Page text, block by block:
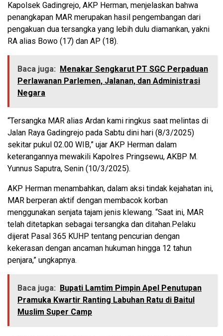
Kapolsek Gadingrejo, AKP Herman, menjelaskan bahwa
penangkapan MAR merupakan hasil pengembangan dari
pengakuan dua tersangka yang lebih dulu diamankan, yakni
RA alias Bowo (17) dan AP (18).
Baca juga:
Menakar Sengkarut PT SGC Perpaduan
Perlawanan Parlemen, Jalanan, dan Administrasi
Negara
“Tersangka MAR alias Ardan kami ringkus saat melintas di
Jalan Raya Gadingrejo pada Sabtu dini hari (8/3/2025)
sekitar pukul 02.00 WIB,” ujar AKP Herman dalam
keterangannya mewakili Kapolres Pringsewu, AKBP M.
Yunnus Saputra, Senin (10/3/2025).
AKP Herman menambahkan, dalam aksi tindak kejahatan ini,
MAR berperan aktif dengan membacok korban
menggunakan senjata tajam jenis klewang. “Saat ini, MAR
telah ditetapkan sebagai tersangka dan ditahan.Pelaku
dijerat Pasal 365 KUHP tentang pencurian dengan
kekerasan dengan ancaman hukuman hingga 12 tahun
penjara,” ungkapnya.
Baca juga:
Bupati Lamtim Pimpin Apel Penutupan
Pramuka Kwartir Ranting Labuhan Ratu di Baitul
Muslim Super Camp